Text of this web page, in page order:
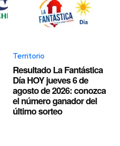
Territorio
Resultado La Fantástica
Día HOY jueves 6 de
agosto de 2026: conozca
el número ganador del
último sorteo